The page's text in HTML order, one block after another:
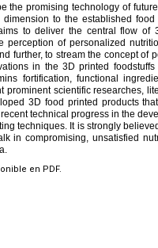
the promising technology of
to the established
to deliver the central flow of
perception of personalized
further, to stream the concept of
in the 3D printed
fortification, functional
prominent scientific researches,
3D food printed products
technical progress in the
techniques. It is strongly
in compromising, unsatisfied
en PDF.